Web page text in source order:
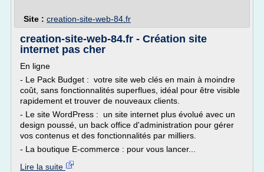
Site : creation-site-web-84.fr
creation-site-web-84.fr - Création site
internet pas cher
En ligne
- Le Pack Budget : votre site web clés en main à moindre
coût, sans fonctionnalités superflues, idéal pour être visible
rapidement et trouver de nouveaux clients.
- Le site WordPress : un site internet plus évolué avec un
design poussé, un back office d'administration pour gérer
vos contenus et des fonctionnalités par milliers.
- La boutique E-commerce : pour vous lancer...
Lire la suite